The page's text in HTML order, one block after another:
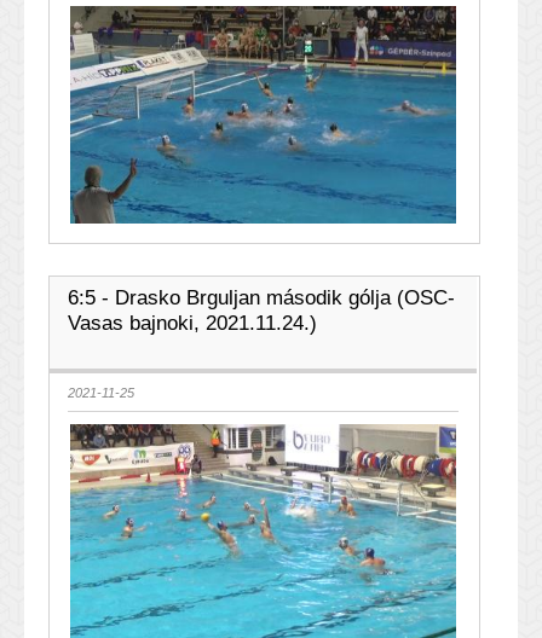
6:5 - Drasko Brguljan második gólja (OSC-
Vasas bajnoki, 2021.11.24.)
2021-11-25